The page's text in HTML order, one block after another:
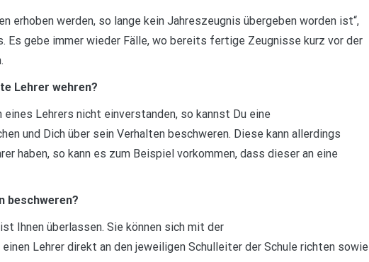
erhoben werden, so lange kein Jahreszeugnis übergeben worden ist“,
Es gebe immer wieder Fälle, wo bereits fertige Zeugnisse kurz vor der
Lehrer wehren?
Lehrers nicht einverstanden, so kannst Du eine
und Dich über sein Verhalten beschweren. Diese kann allerdings
haben, so kann es zum Beispiel vorkommen, dass dieser an eine
beschweren?
Ihnen überlassen. Sie können sich mit der
Lehrer direkt an den jeweiligen Schulleiter der Schule richten sowie